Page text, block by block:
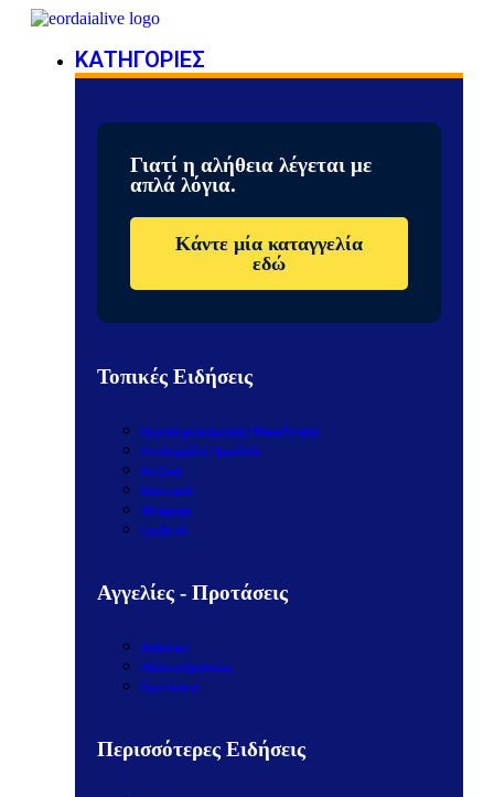
ΚΑΤΗΓΟΡΙΕΣ
Γιατί η αλήθεια λέγεται με
απλά λόγια.
Κάντε μία καταγγελία
εδώ
Τοπικές Ειδήσεις
Περιφέρεια Δυτικής Μακεδονίας
Πτολεμαΐδα / Εορδαία
Κοζάνη
Καστοριά
Φλώρινα
Γρεβενά
Αγγελίες - Προτάσεις
Αγγελίες
Θέσεις Εργασίας
Προτάσεις
Περισσότερες Ειδήσεις